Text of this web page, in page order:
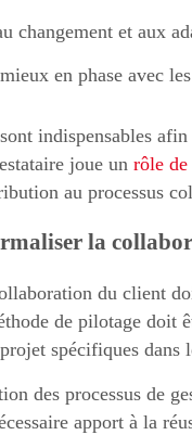
changement et aux
en phase avec
indispensables
joue un rôle
au processus
la
du client
de pilotage doit
spécifiques dans
des processus de
apport à la